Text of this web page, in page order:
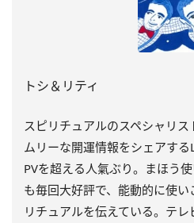
トシ＆リティ
スピリチュアルのスペシャリ
ムリーな開運情報をシェアす
PVを超える人氣ぶり。まほう
も毎回大好評で、能動的に使
リチュアルを伝えている。テ